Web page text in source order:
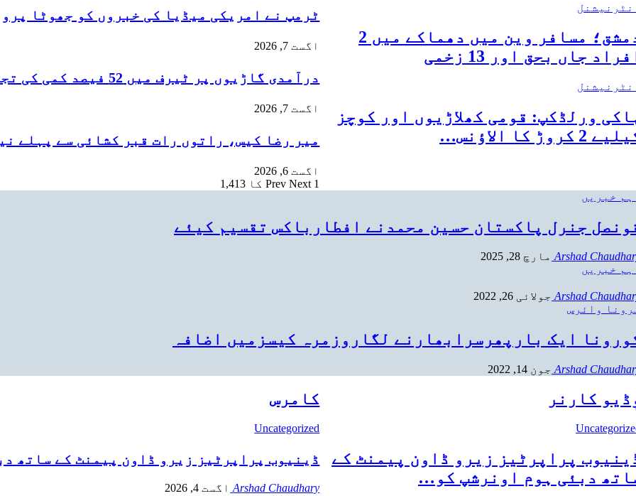
ٹرمپ نے امریکی میڈیا کی خبروں کو جھوٹا
اگست 7, 2026
درآمدی گاڑیوں پر ٹیرف میں 52 فیصد کمی کی تجویز، اختلافات…
اگست 7, 2026
میر رضا کیس، راتوں رات قبر کشائی سے پہلے
اگست 6, 2026
PrevNext 1 کا 1,413
دمشق؛ مسافر وین میں دھماکے میں 2
جاں بحق اور 13 زخمی
ورلڈکپ: قومی کھلاڑیوں اور کوچز
2 کروڑ کا الاؤنس…
خبریں
جنرل پاکستان حسین محمدنے افطارباکس تقسیم کیئے
Arshad مارچ 28, 2025
خبریں
Arshad جولائی 26, 2022
وائرس
ایک بارپھرسرابھارنے لگاروزمرہ کیسزمیں اضافہ
Arshad جون 14, 2022
کامرس
Uncategorized
ڈینیوب پراپرٹیز زیرو ڈاون پیمنٹ کے ساتھ
Arshad Chaudhary اگست 4, 2026
کارنر
پراپرٹیز زیرو ڈاون پیمنٹ کے
دبئی ہوم اونرشپ کو…